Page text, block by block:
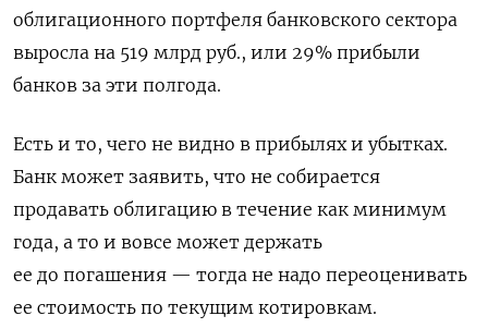
облигационного портфеля банковского сектора
выросла на 519 млрд руб., или 29% прибыли
банков за эти полгода.
Есть и то, чего не видно в прибылях и убытках.
Банк может заявить, что не собирается
продавать облигацию в течение как минимум
года, а то и вовсе может держать
ее до погашения — тогда не надо переоценивать
ее стоимость по текущим котировкам.